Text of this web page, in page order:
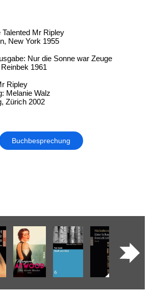
Mr Ripley
New York 1955
Nur die Sonne war Zeuge
1961
Ripley
Melanie Walz
Zürich 2002
Buchbesprechung